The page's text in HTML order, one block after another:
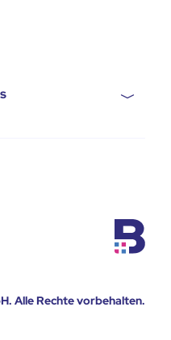
. Alle Rechte vorbehalten.